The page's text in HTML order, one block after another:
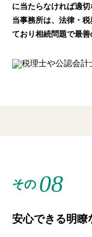
に当たらなければ適切
当事務所は、法律・
ており相続問題で最善
その 08
安心できる明瞭